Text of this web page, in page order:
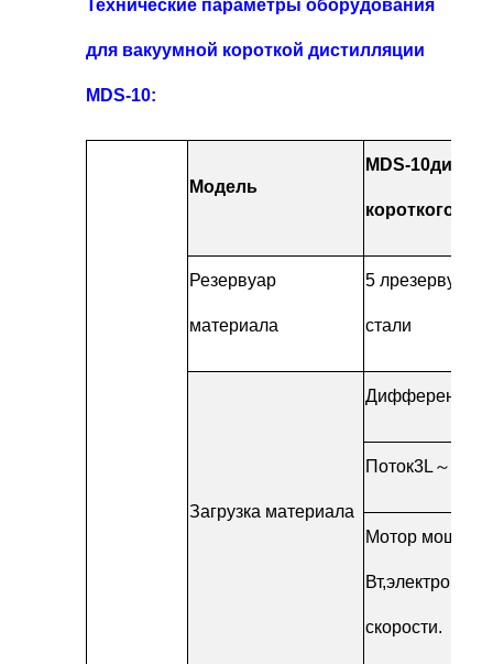
Технические параметры оборудования
для вакуумной короткой дистилляции
MDS-10:
Модель
MDS-10
короткого
Резервуар
материала
5 лрезервуар
стали
Загрузка материала
Поток3L ～
Мотор
Вт,
скорости.